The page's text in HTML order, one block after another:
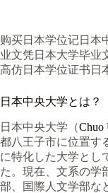
购买日本学位记日本
业文凭日本大学毕业
高仿日本学位证书日
日本中央大学とは？
日本中央大学（Chuo
都八王子市に位置す
に特化した大学とし
た。現在、文系の学
部、国際人文学部な